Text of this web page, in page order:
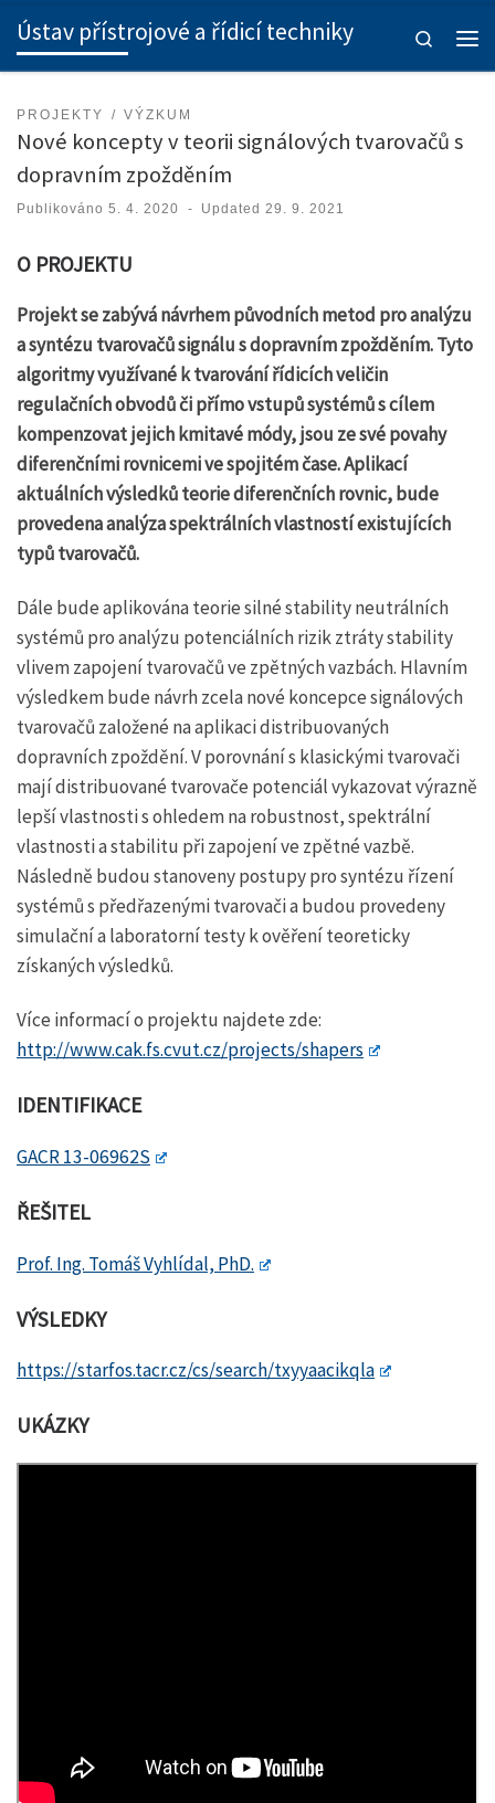
Skip to content
Ústav přístrojové a řídicí techniky
Search
PROJEKTY VÝZKUM
Nové koncepty v teorii signálových tvarovačů s
dopravním zpožděním
Publikováno 5. 4. 2020 - Updated 29. 9. 2021
O PROJEKTU
Projekt se zabývá návrhem původních metod pro analýzu
a syntézu tvarovačů signálu s dopravním zpožděním. Tyto
algoritmy využívané k tvarování řídicích veličin
regulačních obvodů či přímo vstupů systémů s cílem
kompenzovat jejich kmitavé módy, jsou ze své povahy
diferenčními rovnicemi ve spojitém čase. Aplikací
aktuálních výsledků teorie diferenčních rovnic, bude
provedena analýza spektrálních vlastností existujících
typů tvarovačů.
Dále bude aplikována teorie silné stability neutrálních
systémů pro analýzu potenciálních rizik ztráty stability
vlivem zapojení tvarovačů ve zpětných vazbách. Hlavním
výsledkem bude návrh zcela nové koncepce signálových
tvarovačů založené na aplikaci distribuovaných
dopravních zpoždění. V porovnání s klasickými tvarovači
mají distribuované tvarovače potenciál vykazovat výrazně
lepší vlastnosti s ohledem na robustnost, spektrální
vlastnosti a stabilitu při zapojení ve zpětné vazbě.
Následně budou stanoveny postupy pro syntézu řízení
systémů s předřazenými tvarovači a budou provedeny
simulační a laboratorní testy k ověření teoreticky
získaných výsledků.
Více informací o projektu najdete zde:
http://www.cak.fs.cvut.cz/projects/shapers
IDENTIFIKACE
GACR 13-06962S
ŘEŠITEL
Prof. Ing. Tomáš Vyhlídal, PhD.
VÝSLEDKY
https://starfos.tacr.cz/cs/search/txyyaacikqla
UKÁZKY